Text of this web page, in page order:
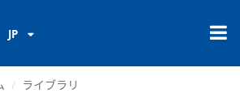
JP
ライブラリ